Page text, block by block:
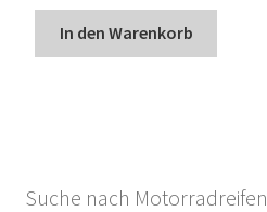
In den Warenkorb
Suche nach Motorradreifen